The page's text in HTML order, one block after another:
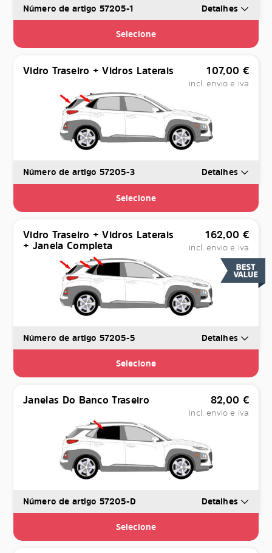
Número de artigo 57205-1 Detalhes
Selecione
Vidro Traseiro + Vidros Laterais 107,00 €
incl. envio e iva
Número de artigo 57205-3 Detalhes
Selecione
Vidro Traseiro + Vidros Laterais
+ Janela Completa
162,00 €
incl. envio e iva
Número de artigo 57205-5 Detalhes
Selecione
Janelas Do Banco Traseiro 82,00 €
incl. envio e iva
Número de artigo 57205-D Detalhes
Selecione